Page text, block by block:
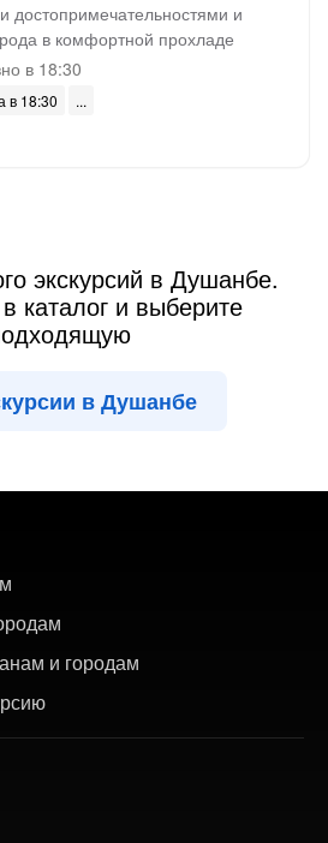
достопримечательностями и
в комфортной прохладе
в 18:30
в 18:30
экскурсий в Душанбе.
каталог и выберите
в Душанбе
и городам